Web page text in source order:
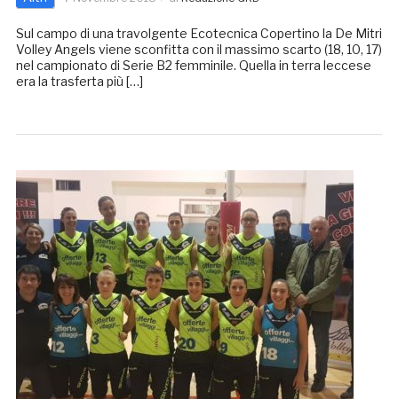
Sul campo di una travolgente Ecotecnica Copertino la De Mitri
Volley Angels viene sconfitta con il massimo scarto (18, 10, 17)
nel campionato di Serie B2 femminile. Quella in terra leccese
era la trasferta più […]